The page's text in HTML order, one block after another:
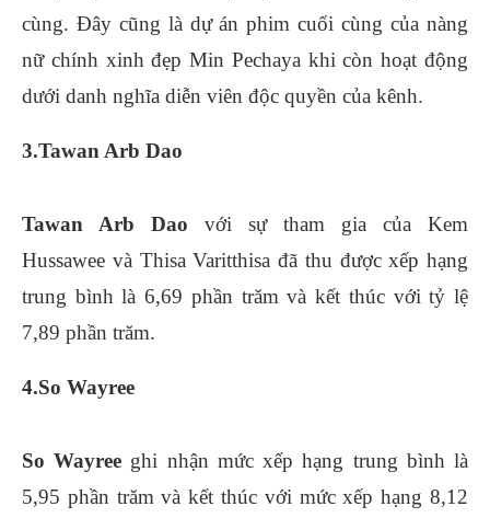
cùng. Đây cũng là dự án phim cuối cùng của nàng
nữ chính xinh đẹp Min Pechaya khi còn hoạt động
dưới danh nghĩa diễn viên độc quyền của kênh.
3.Tawan Arb Dao
Tawan Arb Dao với sự tham gia của Kem
Hussawee và Thisa Varitthisa đã thu được xếp hạng
trung bình là 6,69 phần trăm và kết thúc với tỷ lệ
7,89 phần trăm.
4.So Wayree
So Wayree ghi nhận mức xếp hạng trung bình là
5,95 phần trăm và kết thúc với mức xếp hạng 8,12